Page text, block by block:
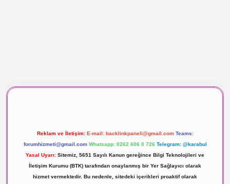
Reklam ve İletişim: E-mail: backlinkpaneli@gmail.com Teams:
forumhizmeti@gmail.com Whatsapp: 0262 606 0 726 Telegram: @karabul
Yasal Uyarı: Sitemiz, 5651 Sayılı Kanun gereğince Bilgi Teknolojileri ve
İletişim Kurumu (BTK) tarafından onaylanmış bir Yer Sağlayıcı olarak
hizmet vermektedir. Bu nedenle, sitedeki içerikleri proaktif olarak